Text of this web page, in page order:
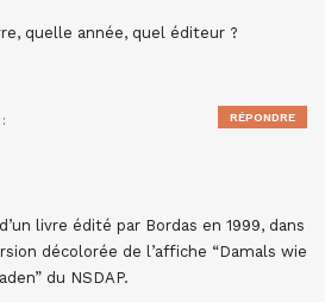
quelle année, quel éditeur ?
livre édité par Bordas en 1999, dans
décolorée de l’affiche “Damals wie
du NSDAP.
RÉPONDRE